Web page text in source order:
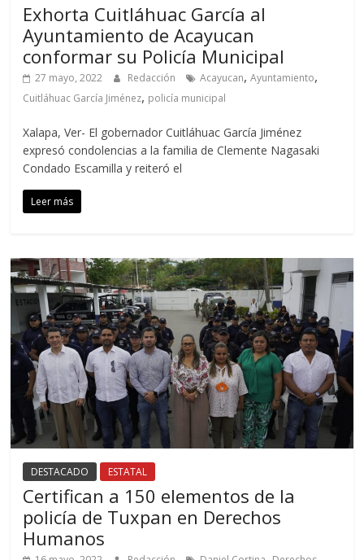
Exhorta Cuitláhuac García al
Ayuntamiento de Acayucan
conformar su Policía Municipal
27 mayo, 2022 Redacción Acayucan,Ayuntamiento,
Cuitláhuac García Jiménez, policía municipal
Xalapa, Ver- El gobernador Cuitláhuac García Jiménez
expresó condolencias a la familia de Clemente Nagasaki
Condado Escamilla y reiteró el
Leer más
DESTACADO ESTATAL
Certifican a 150 elementos de la
policía de Tuxpan en Derechos
Humanos